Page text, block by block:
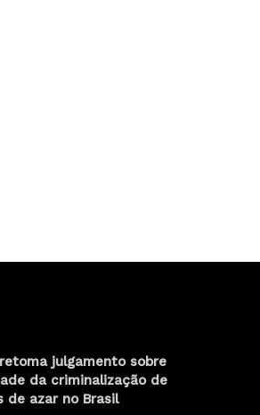
julgamento sobre
da criminalização de
de azar no Brasil